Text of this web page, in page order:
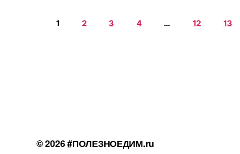
1 2 3 4 … 12 13
© 2026#ПОЛЕЗНОЕДИМ.ru